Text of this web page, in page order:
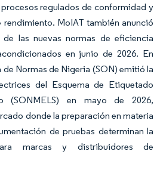
regulados de conformidad y
MoIAT también anunció
las nuevas normas de eficiencia
en junio de 2026. En
Normas de Nigeria (SON) emitió la
del Esquema de Etiquetado
(SONMELS) en mayo de 2026,
donde la preparación en materia
de pruebas determinan la
marcas y distribuidores de